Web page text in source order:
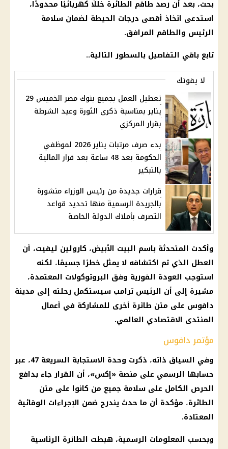
بحت، بعد أن رصد طاقم الطائرة خللًا كهربائيًا محدودًا،
استدعى اتخاذ أقصى درجات الحيطة لضمان سلامة
الرئيس والطاقم المرافق.
تابع باقي التفاصيل بالسطور التالية..
لا يفوتك
تعطيل العمل بجميع بنوك مصر الخميس 29
يناير بمناسبة ذكرى الثورة وعيد الشرطة
بقرار المركزي
بدء صرف مرتبات يناير 2026 لموظفي
الحكومة بعد 48 ساعة بعد قرار المالية
بالتبكير
قرارات جديدة من رئيس الوزراء منشورة
بالجريدة الرسمية منها تحديد قواعد
التصرف بأملاك الدولة الخاصة
وأكدت المتحدثة باسم البيت الأبيض، كارولين ليفيت، أن
العطل الذي تم اكتشافه لا يمثل خطرًا جسيمًا، لكنه
استوجب العودة الفورية وفق البروتوكولات المعتمدة،
مشيرة إلى أن الرئيس ترامب سيستكمل رحلته إلى مدينة
دافوس على متن طائرة أخرى للمشاركة في أعمال
المنتدى الاقتصادي العالمي.
مؤتمر دافوس
وفي السياق ذاته، ذكرت وحدة الاستجابة السريعة 47، عبر
حسابها الرسمي على منصة «إكس»، أن القرار جاء بدافع
الحرص الكامل على سلامة جميع من كانوا على متن
الطائرة، مؤكدة أن ما حدث يندرج ضمن الإجراءات الوقائية
المعتادة.
وبحسب المعلومات الرسمية، هبطت الطائرة الرئاسية